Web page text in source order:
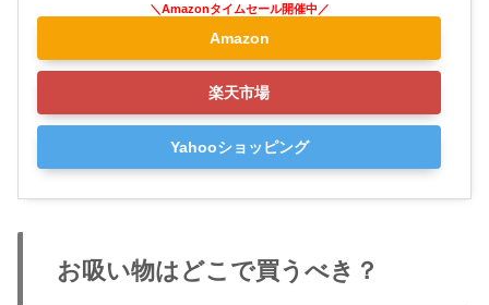
Amazon
楽天市場
Yahooショッピング
お吸い物はどこで買うべき？